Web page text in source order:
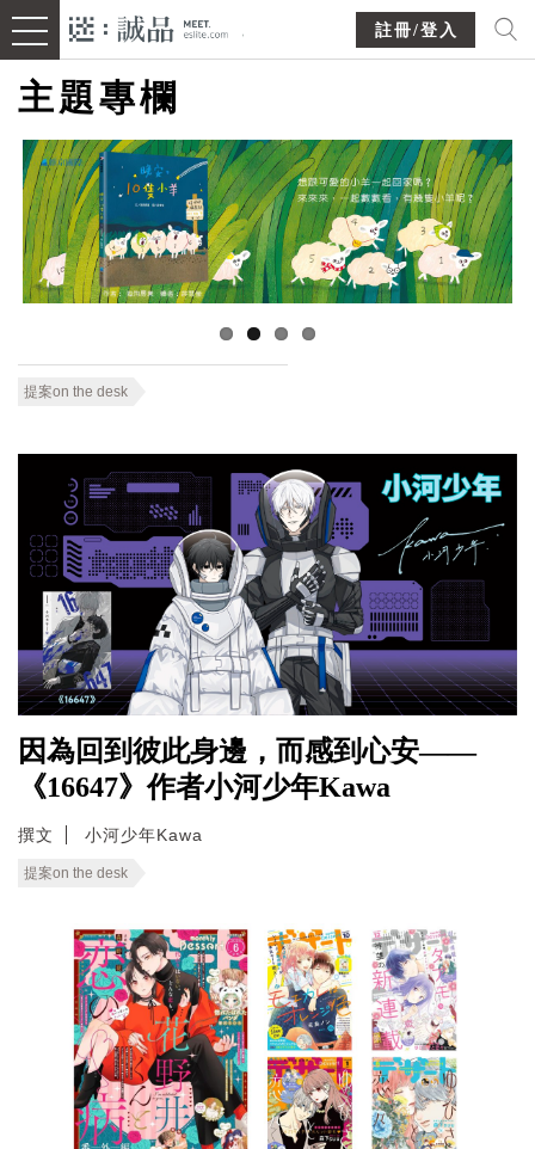
註冊/登入
主題專欄
提案on the desk
因為回到彼此身邊，而感到心安——
《16647》作者小河少年Kawa
撰文 小河少年Kawa
提案on the desk